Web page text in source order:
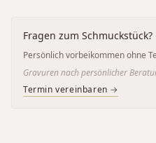
Fragen zum Schmuckstück?
Persönlich vorbeikommen ohne
Gravuren nach persönlicher
Termin vereinbaren →